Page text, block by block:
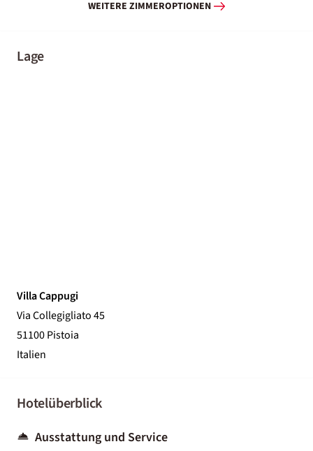
WEITERE ZIMMEROPTIONEN
Lage
Villa Cappugi
Via Collegigliato 45
51100 Pistoia
Italien
Hotelüberblick
Ausstattung und Service